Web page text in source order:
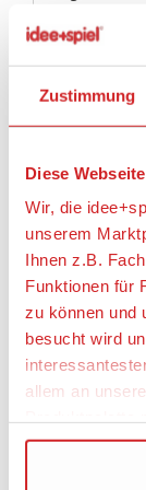
Zustimmung
Diese
Wir, die
unserem
Ihnen z.B.
Funktionen für
zu können und
besucht wird
allem an
Wir
werfen
Getränk
nichts
• Geeignet
Bar ist über
• Der
und 9 cm
• Der
breit und 13
• Für noch
460